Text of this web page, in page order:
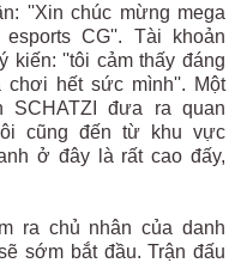
''Xin chúc mừng mega
CG''. Tài khoản
kiến: ''tôi cảm thấy đáng
chơi hết sức mình''. Một
SCHATZI đưa ra quan
cũng đến từ khu vực
ở đây là rất cao đấy,
ra chủ nhân của danh
sớm bắt đầu. Trận đấu